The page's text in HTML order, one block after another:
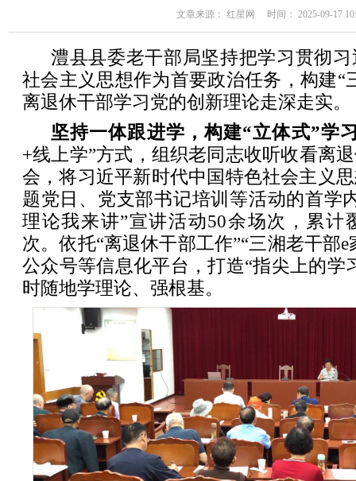
文章来源： 红星网 时间： 2025-09-17
澧县县委老干部局坚持把学习贯彻
社会主义思想作为首要政治任务，构建“
离退休干部学习党的创新理论走深走实。
坚持一体跟进学，构建“立体式”学
+线上学”方式，组织老同志收听收看离
会，将习近平新时代中国特色社会主义
题党日、党支部书记培训等活动的首学
理论我来讲”宣讲活动50余场次，累计
次。依托“离退休干部工作”“三湘老干部e
公众号等信息化平台，打造“指尖上的学
时随地学理论、强根基。